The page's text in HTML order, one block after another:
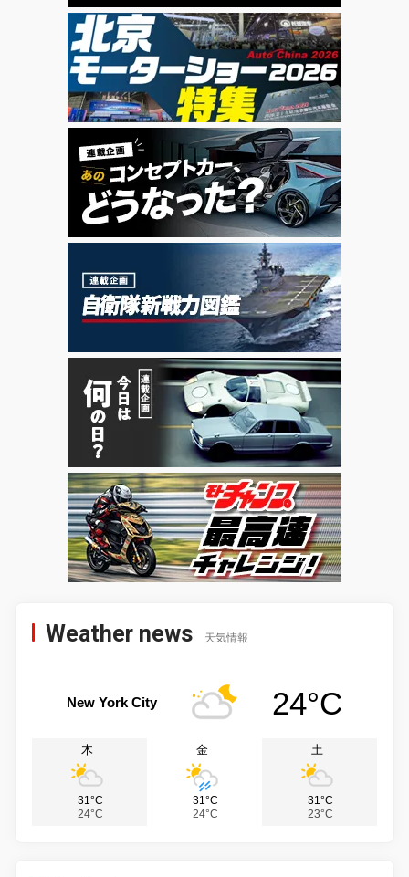
Weather news 天気情報
New York City 24°C
木
31°C
24°C
金
31°C
24°C
土
31°C
23°C